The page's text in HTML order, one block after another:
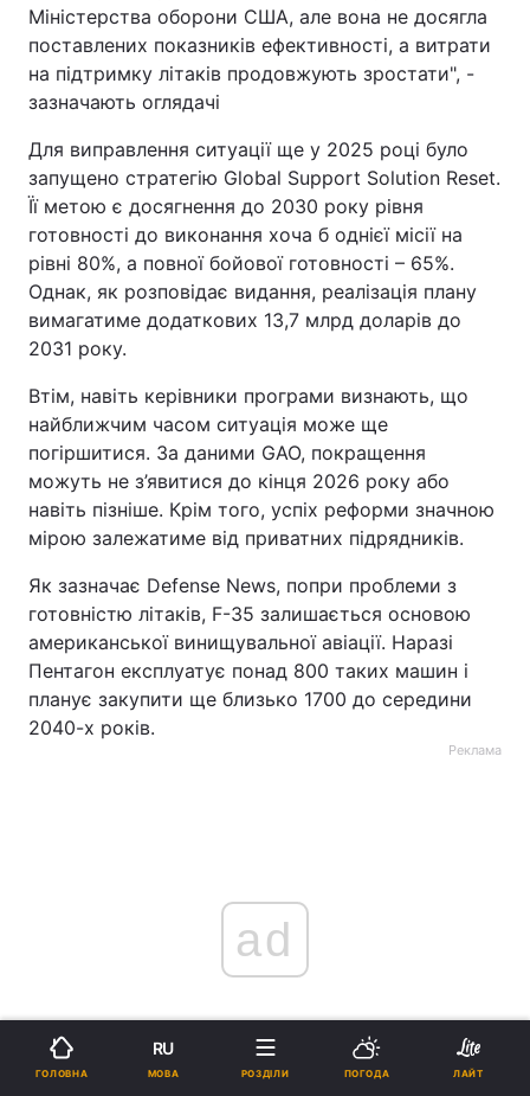
Міністерства оборони США, але вона не досягла
поставлених показників ефективності, а витрати
на підтримку літаків продовжують зростати", -
зазначають оглядачі
Для виправлення ситуації ще у 2025 році було
запущено стратегію Global Support Solution Reset.
Її метою є досягнення до 2030 року рівня
готовності до виконання хоча б однієї місії на
рівні 80%, а повної бойової готовності – 65%.
Однак, як розповідає видання, реалізація плану
вимагатиме додаткових 13,7 млрд доларів до
2031 року.
Втім, навіть керівники програми визнають, що
найближчим часом ситуація може ще
погіршитися. За даними GAO, покращення
можуть не з’явитися до кінця 2026 року або
навіть пізніше. Крім того, успіх реформи значною
мірою залежатиме від приватних підрядників.
Як зазначає Defense News, попри проблеми з
готовністю літаків, F-35 залишається основою
американської винищувальної авіації. Наразі
Пентагон експлуатує понад 800 таких машин і
планує закупити ще близько 1700 до середини
2040-х років.
Реклама
ad
ГОЛОВНА
RU
МОВА РОЗДІЛИ ПОГОДА ЛАЙТ